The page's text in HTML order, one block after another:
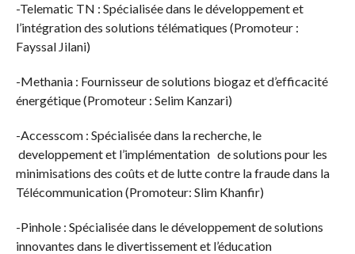
-Telematic TN : Spécialisée dans le développement et
l’intégration des solutions télématiques (Promoteur :
Fayssal Jilani)
-Methania : Fournisseur de solutions biogaz et d’efficacité
énergétique (Promoteur : Selim Kanzari)
-Accesscom : Spécialisée dans la recherche, le
developpement et l’implémentation de solutions pour les
minimisations des coûts et de lutte contre la fraude dans la
Télécommunication (Promoteur: Slim Khanfir)
-Pinhole : Spécialisée dans le développement de solutions
innovantes dans le divertissement et l’éducation